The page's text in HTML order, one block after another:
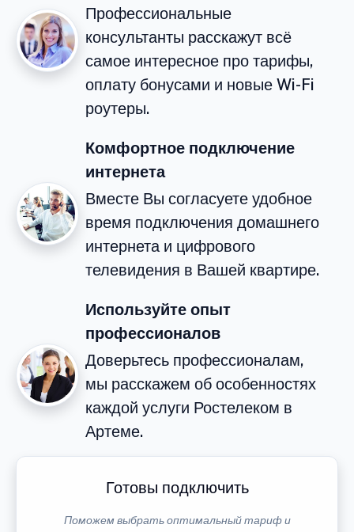
Профессиональные
консультанты расскажут всё
самое интересное про тарифы,
оплату бонусами и новые Wi-Fi
роутеры.
Комфортное подключение
интернета
Вместе Вы согласуете удобное
время подключения домашнего
интернета и цифрового
телевидения в Вашей квартире.
Используйте опыт
профессионалов
Доверьтесь профессионалам,
мы расскажем об особенностях
каждой услуги Ростелеком в
Артеме.
Готовы подключить
Поможем выбрать оптимальный тариф и